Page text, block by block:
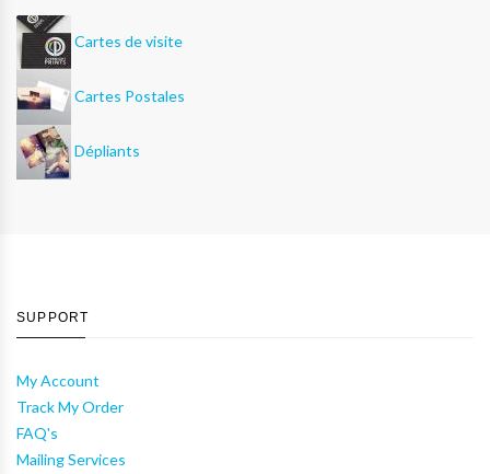
Cartes de visite
Cartes Postales
Dépliants
SUPPORT
My Account
Track My Order
FAQ's
Mailing Services